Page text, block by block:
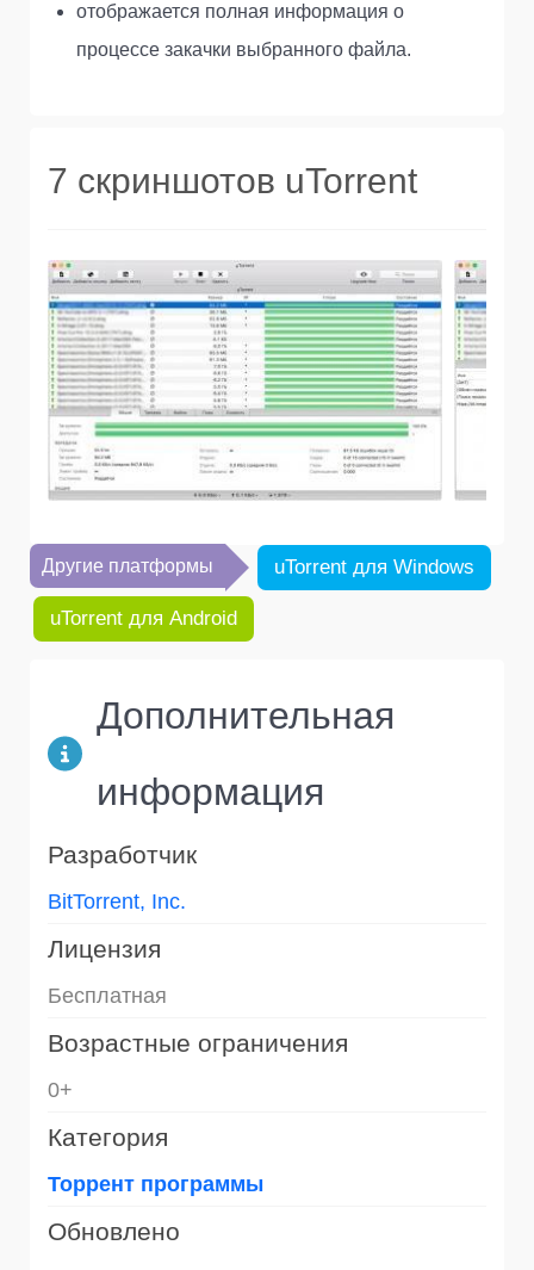
отображается полная информация о
процессе закачки выбранного файла.
7 скриншотов uTorrent
Другие платформы uTorrent для Windows
uTorrent для Android
Дополнительная
информация
Разработчик
BitTorrent, Inc.
Лицензия
Бесплатная
Возрастные ограничения
0+
Категория
Торрент программы
Обновлено